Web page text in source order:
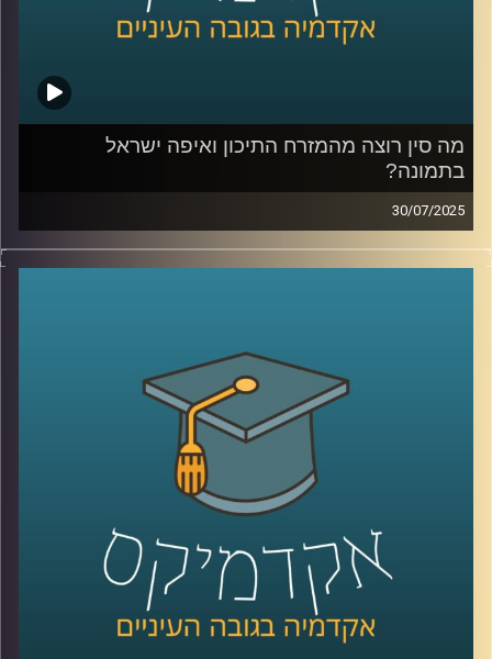
קרדיט תמונות:AudioVersity
מה סין רוצה מהמזרח התיכון ואיפה ישראל
בתמונה?
30/07/2025
בזמן שבישראל עוד מתלבטים איך ייראה “היום שאחרי” בעזה,
סין כבר פועלת: מתווכת, מגשרת, ולפעמים גם מחליטה. היא
בפרק הזה של אקדמיקס, זכיתי לארח את ד”ר גדליה אפטרמן,
ראש תכניות ישראל–אסיה במכון אבא אבן לדיפלומטיה,
דיפלומט לשעבר בבייג’ינג וד”ר לפילוסופיה שיעזור לנו לנסות
ולהבין מה סין רוצה מאיתנו? מה החזון שלה למזרח התיכון?
למה היא מגיבה בעמימות כשהחמאס תוקף ואיך ישראל יכולה
(אם בכלל) להשפיע על היחסים איתה
קרדיט תמונות:AudioVersity